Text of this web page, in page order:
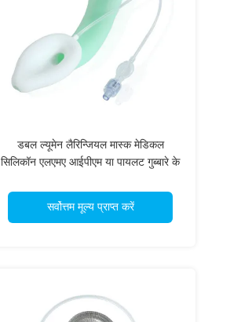
डबल ल्यूमेन लैरिन्जियल मास्क मेडिकल
सिलिकॉन एलएमए आईपीएम या पायलट गुब्बारे के
सर्वोत्तम मूल्य प्राप्त करें